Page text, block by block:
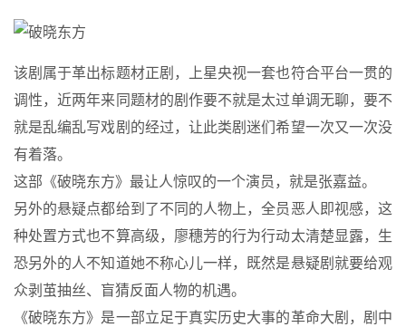
该剧属于革出标题材正剧，上星央视一套也符合平台一贯的
调性，近两年来同题材的剧作要不就是太过单调无聊，要不
就是乱编乱写戏剧的经过，让此类剧迷们希望一次又一次没
有着落。
这部《破晓东方》最让人惊叹的一个演员，就是张嘉益。
另外的悬疑点都给到了不同的人物上，全员恶人即视感，这
种处置方式也不算高级，廖穗芳的行为行动太清楚显露，生
恐另外的人不知道她不称心儿一样，既然是悬疑剧就要给观
众剥茧抽丝、盲猜反面人物的机遇。
《破晓东方》是一部立足于真实历史大事的革命大剧，剧中